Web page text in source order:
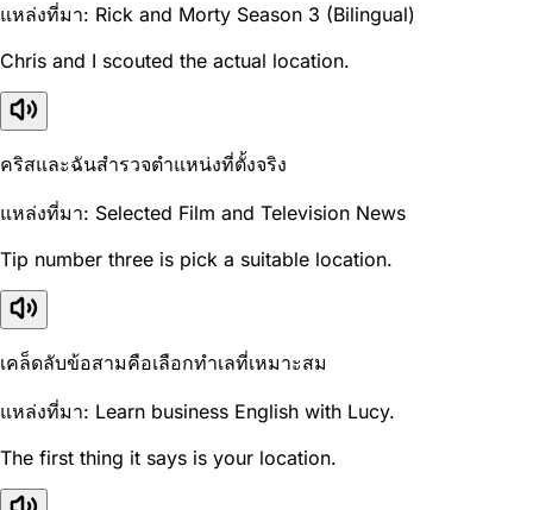
แหล่งที่มา: Rick and Morty Season 3 (Bilingual)
Chris and I scouted the actual location.
คริสและฉันสำรวจตำแหน่งที่ตั้งจริง
แหล่งที่มา: Selected Film and Television News
Tip number three is pick a suitable location.
เคล็ดลับข้อสามคือเลือกทำเลที่เหมาะสม
แหล่งที่มา: Learn business English with Lucy.
The first thing it says is your location.